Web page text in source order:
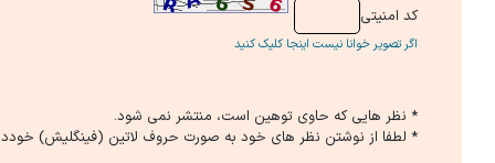
كد امنیتی
اگر تصویر خوانا نیست اینجا کلیک کنید
* نظر هایی كه حاوی توهین است، منتشر نمی شود.
* لطفا از نوشتن نظر های خود به صورت حروف لاتین (فینگلیش)